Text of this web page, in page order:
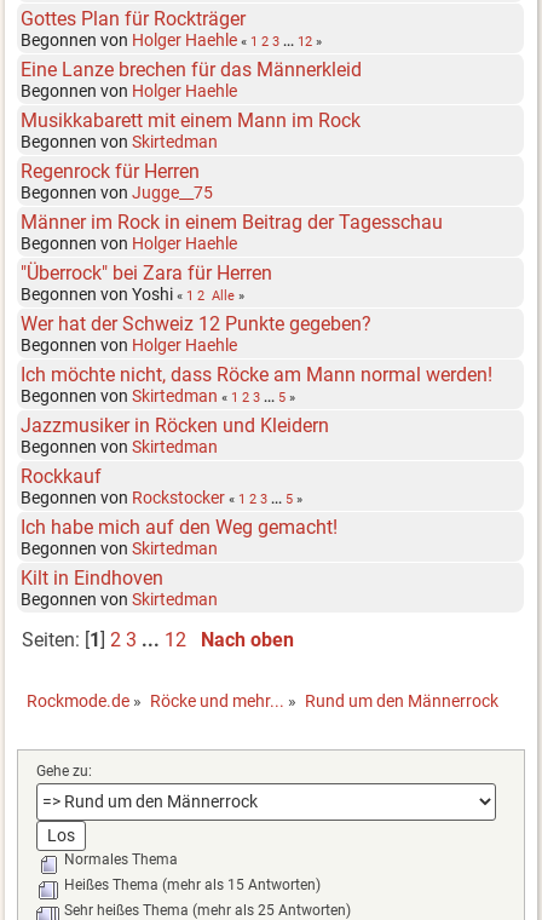
Gottes Plan für Rockträger
Begonnen von Holger Haehle « 1 2 3 ... 12 »
Eine Lanze brechen für das Männerkleid
Begonnen von Holger Haehle
Musikkabarett mit einem Mann im Rock
Begonnen vonSkirtedman
Regenrock für Herren
Begonnen vonJugge__75
Männer im Rock in einem Beitrag der Tagesschau
Begonnen von Holger Haehle
"Überrock" bei Zara für Herren
Begonnen von Yoshi« 1 2 Alle »
Wer hat der Schweiz 12 Punkte gegeben?
Begonnen von Holger Haehle
Ich möchte nicht, dass Röcke am Mann normal werden!
Begonnen vonSkirtedman « 1 2 3 ... 5 »
Jazzmusiker in Röcken und Kleidern
Begonnen vonSkirtedman
Rockkauf
Begonnen von Rockstocker « 1 2 3 ... 5 »
Ich habe mich auf den Weg gemacht!
Begonnen vonSkirtedman
Kilt in Eindhoven
Begonnen vonSkirtedman
Seiten: [1] 2 3 ... 12 Nach oben
Rockmode.de » Röcke und mehr... » Rund um den Männerrock
Gehe zu:
Normales Thema
Heißes Thema (mehr als 15 Antworten)
Sehr heißes Thema (mehr als 25 Antworten)